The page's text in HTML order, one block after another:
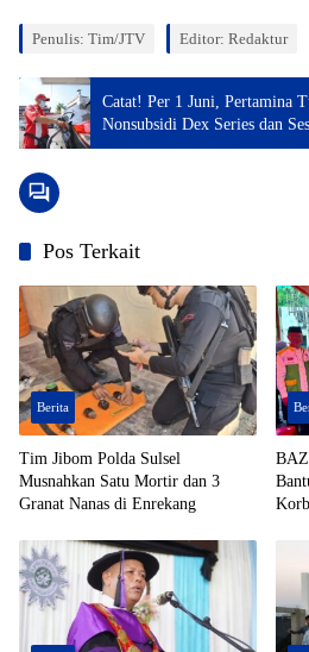
Penulis: Tim/JTV Editor: Redaktur
Catat! Per 1 Juni, Pertamina
Nonsubsidi Dex Series dan
Turbo
Pos Terkait
Berita
Tim Jibom Polda Sulsel
Musnahkan Satu Mortir dan 3
Granat Nanas di Enrekang